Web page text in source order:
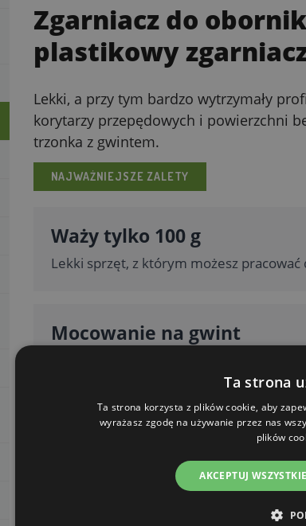
Zgarniacz do
plastikowy
Lekki, a przy tym bardzo wytrzymały
korytarzy przepędowych i powierzchni
trzonka z gwintem.
NAJWAŻNIEJSZE ZALETY
Waży tylko 100 g
Lekki sprzęt, z którym możesz pracować
Mocowanie na gwint
Prosta konstrukcja, która
Ta strona
Ta strona korzysta z plików cookie, aby
wyrażasz zgodę na używanie przez nas
plików
AKCEPTUJ WSZYSTKIE